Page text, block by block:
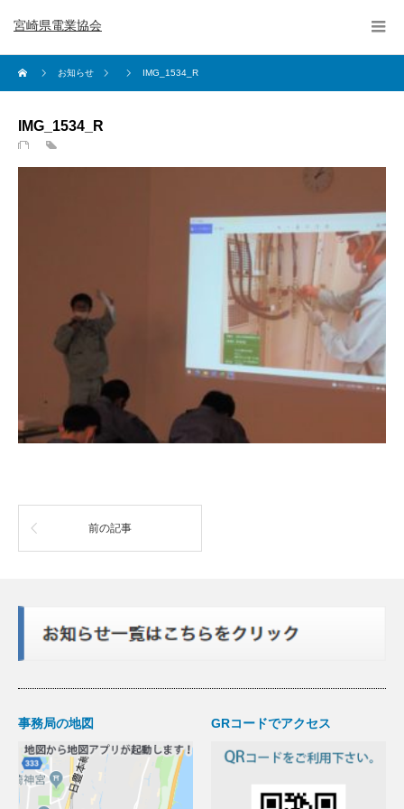
宮崎県電業協会
お知らせ IMG_1534_R
IMG_1534_R
前の記事
事務局の地図 GRコードでアクセス